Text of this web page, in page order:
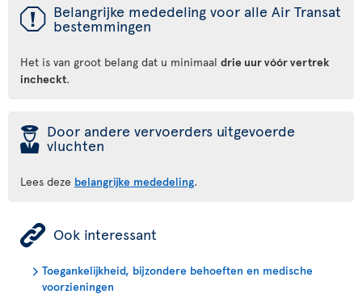
ü Belangrijke mededeling voor alle Air Transat
bestemmingen
Het is van groot belang dat u minimaal drie uur vóór vertrek
incheckt.
þ Door andere vervoerders uitgevoerde
vluchten
Lees deze belangrijke mededeling.
ÿ Ook interessant
Toegankelijkheid, bijzondere behoeften en medische
voorzieningen